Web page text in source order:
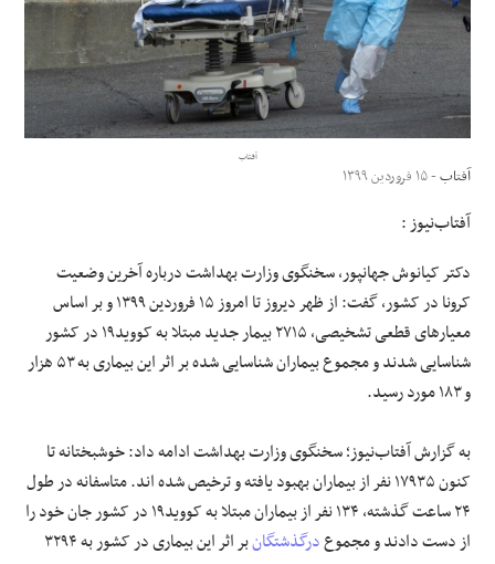
اجتماعی
علوم و فن آوری
فرهنگی و هنری
آفتاب
آفتاب- ۱۵ فروردین ۱۳۹۹
آفتاب‌‌نیوز :
دکتر کیانوش جهانپور، سخنگوی وزارت بهداشت درباره آخرین وضعیت
کرونا در کشور، گفت: از ظهر دیروز تا امروز ۱۵ فروردین ۱۳۹۹ و بر اساس
معیارهای قطعی تشخیصی، ۲۷۱۵ بیمار جدید مبتلا به کووید۱۹ در کشور
شناسایی شدند و مجموع بیماران شناسایی شده بر اثر این بیماری به ۵۳ هزار
و ۱۸۳ مورد رسید.
به گزارش آفتاب‌نیوز؛ سخنگوی وزارت بهداشت ادامه داد: خوشبختانه تا
کنون ۱۷۹۳۵ نفر از بیماران بهبود یافته و ترخیص شده اند. متاسفانه در طول
۲۴ ساعت گذشته، ۱۳۴ نفر از بیماران مبتلا به کووید۱۹ در کشور جان خود را
از دست دادند و مجموعدرگذشتگان
بر اثر این بیماری در کشور به ۳۲۹۴